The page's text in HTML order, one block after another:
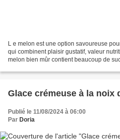
L e melon est une option savoureuse
qui combinent plaisir gustatif, valeur
melon bien mûr contient beaucoup de
Glace crémeuse à la noix
Publié le 11/08/2024 à 06:00
Par Doria